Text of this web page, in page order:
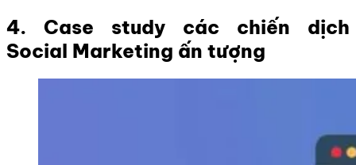
4. Case study các chiến dịch
Social Marketing ấn tượng